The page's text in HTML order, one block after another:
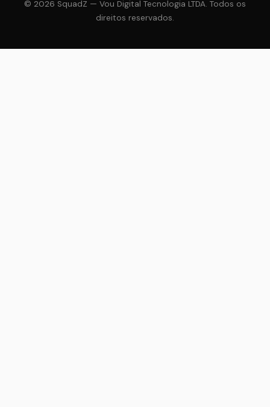
© 2026 SquadZ — Vou Digital Tecnologia LTDA. Todos os
direitos reservados.